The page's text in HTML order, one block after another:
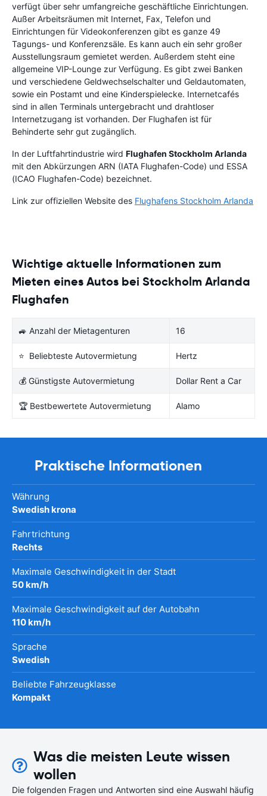
verfügt über sehr umfangreiche geschäftliche Einrichtungen.
Außer Arbeitsräumen mit Internet, Fax, Telefon und
Einrichtungen für Videokonferenzen gibt es ganze 49
Tagungs- und Konferenzsäle. Es kann auch ein sehr großer
Ausstellungsraum gemietet werden. Außerdem steht eine
allgemeine VIP-Lounge zur Verfügung. Es gibt zwei Banken
und verschiedene Geldwechselschalter und Geldautomaten,
sowie ein Postamt und eine Kinderspielecke. Internetcafés
sind in allen Terminals untergebracht und drahtloser
Internetzugang ist vorhanden. Der Flughafen ist für
Behinderte sehr gut zugänglich.
In der Luftfahrtindustrie wird Flughafen Stockholm Arlanda
mit den Abkürzungen ARN (IATA Flughafen-Code) und ESSA
(ICAO Flughafen-Code) bezeichnet.
Link zur offiziellen Website des Flughafens Stockholm Arlanda
Wichtige aktuelle Informationen zum
Mieten eines Autos bei Stockholm Arlanda
Flughafen
🚙 Anzahl der Mietagenturen 16
⭐ Beliebteste Autovermietung Hertz
💰 Günstigste Autovermietung Dollar Rent a Car
🏆 Bestbewertete Autovermietung Alamo
Praktische Informationen
Währung
Swedish krona
Fahrtrichtung
Rechts
Maximale Geschwindigkeit in der Stadt
50 km/h
Maximale Geschwindigkeit auf der Autobahn
110 km/h
Sprache
Swedish
Beliebte Fahrzeugklasse
Kompakt
Was die meisten Leute wissen
wollen
Die folgenden Fragen und Antworten sind eine Auswahl häufig